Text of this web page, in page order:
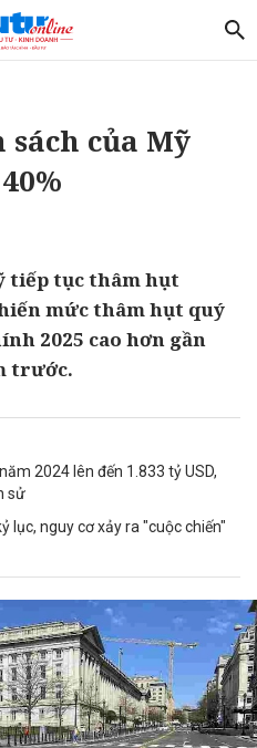
của Mỹ
tiếp tục thâm hụt
mức thâm hụt quý
2025 cao hơn gần
trước.
2024 lên đến 1.833 tỷ USD,
sử
lục, nguy cơ xảy ra "cuộc chiến"